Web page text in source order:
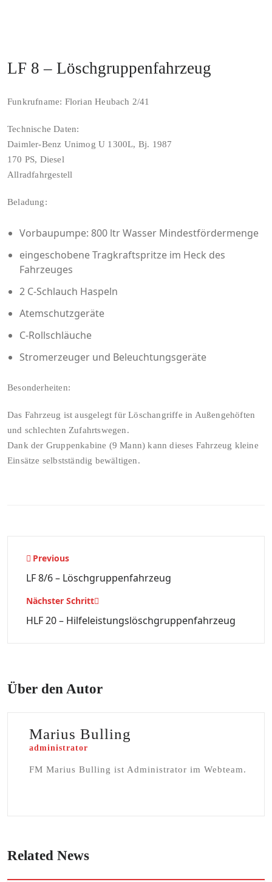
LF 8 – Löschgruppenfahrzeug
Funkrufname: Florian Heubach 2/41
Technische Daten:
Daimler-Benz Unimog U 1300L, Bj. 1987
170 PS, Diesel
Allradfahrgestell
Beladung:
Vorbaupumpe: 800 ltr Wasser Mindestfördermenge
eingeschobene Tragkraftspritze im Heck des
Fahrzeuges
2 C-Schlauch Haspeln
Atemschutzgeräte
C-Rollschläuche
Stromerzeuger und Beleuchtungsgeräte
Besonderheiten:
Das Fahrzeug ist ausgelegt für Löschangriffe in Außengehöften
und schlechten Zufahrtswegen.
Dank der Gruppenkabine (9 Mann) kann dieses Fahrzeug kleine
Einsätze selbstständig bewältigen.
Beitragsnavigation
Previous
LF 8/6 – Löschgruppenfahrzeug
Nächster Schritt
HLF 20 – Hilfeleistungslöschgruppenfahrzeug
Über den Autor
Marius Bulling
administrator
FM Marius Bulling ist Administrator im Webteam.
Related News